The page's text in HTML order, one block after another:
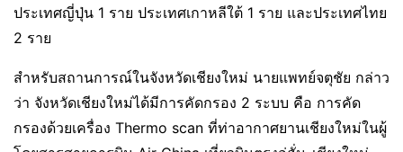
ประเทศญี่ปุ่น 1 ราย ประเทศเกาหลีใต้ 1 ราย และประเทศไทย
2 ราย
สำหรับสถานการณ์ในจังหวัดเชียงใหม่ นายแพทย์จตุชัย กล่าว
ว่า จังหวัดเชียงใหม่ได้มีการคัดกรอง 2 ระบบ คือ การคัด
กรองด้วยเครื่อง Thermo scan ที่ท่าอากาศยานเชียงใหม่ในผู้